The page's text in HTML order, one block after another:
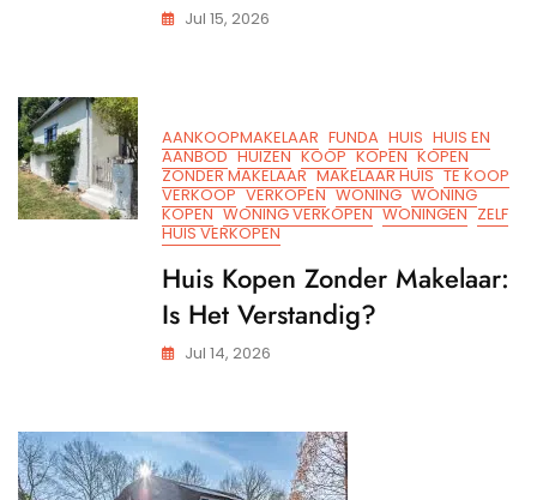
Jul 15, 2026
AANKOOPMAKELAAR FUNDA HUIS HUIS EN
AANBOD HUIZEN KOOP KOPEN KOPEN
ZONDER MAKELAAR MAKELAAR HUIS TE KOOP
VERKOOP VERKOPEN WONING WONING
KOPEN WONING VERKOPEN WONINGEN ZELF
HUIS VERKOPEN
Huis Kopen Zonder Makelaar:
Is Het Verstandig?
Jul 14, 2026